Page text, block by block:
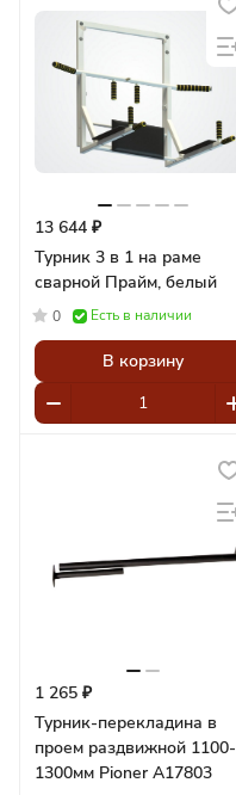
13 644 ₽
Турник 3 в 1 на раме
сварной Прайм, белый
0 Есть в наличии
В корзину
1 265 ₽
Турник-перекладина в
проем раздвижной 1100-
1300мм Pioner A17803